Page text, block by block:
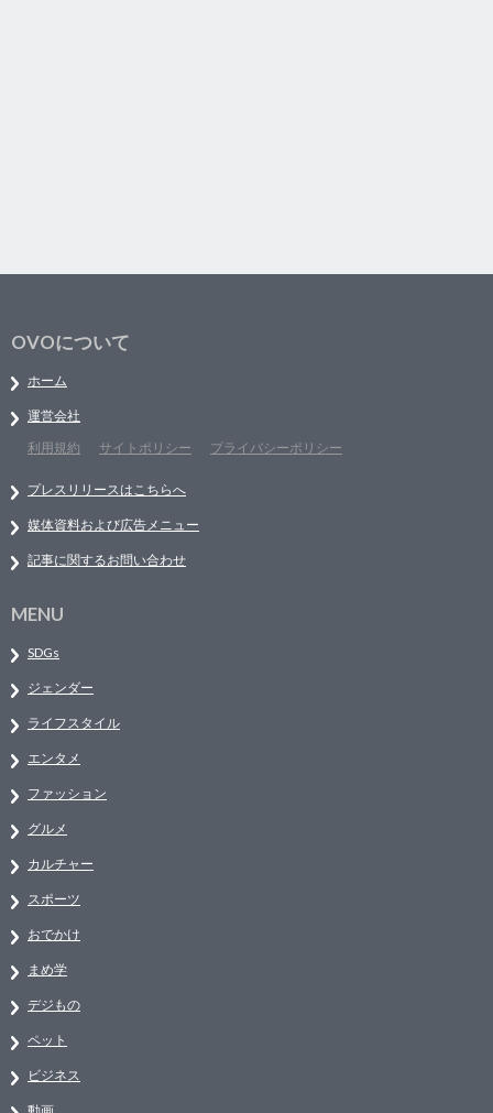
OVOについて
ホーム
運営会社
利用規約
サイトポリシー プライバシーポリシー
プレスリリースはこちらへ
媒体資料および広告メニュー
記事に関するお問い合わせ
MENU
SDGs
ジェンダー
ライフスタイル
エンタメ
ファッション
グルメ
カルチャー
スポーツ
おでかけ
まめ学
デジもの
ペット
ビジネス